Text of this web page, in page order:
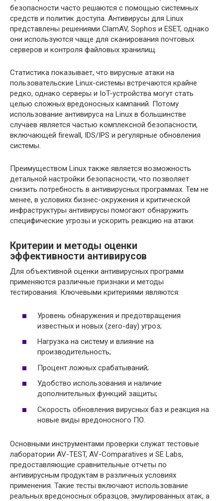
безопасности часто решаются с помощью системных
средств и политик доступа. Антивирусы для Linux
представлены решениями ClamAV, Sophos и ESET, однако
они используются чаще для сканирования почтовых
серверов и контроля файловых хранилищ.
Статистика показывает, что вирусные атаки на
пользовательские Linux-системы встречаются крайне
редко, однако серверы и IoT-устройства могут стать
целью сложных вредоносных кампаний. Потому
использование антивируса на Linux в большинстве
случаев является частью комплексной безопасности,
включающей firewall, IDS/IPS и регулярные обновления
системы.
Преимуществом Linux также является возможность
детальной настройки безопасности, что позволяет
снизить потребность в антивирусных программах. Тем не
менее, в условиях бизнес-окружения и критической
инфраструктуры антивирусы помогают обнаружить
специфические угрозы и ускорить реакцию на атаки.
Критерии и методы оценки
эффективности антивирусов
Для объективной оценки антивирусных программ
применяются различные признаки и методы
тестирования. Ключевыми критериями являются:
Уровень обнаружения и предотвращения
известных и новых (zero-day) угроз;
Нагрузка на систему и влияние на
производительность;
Процент ложных срабатываний;
Удобство использования и наличие
дополнительных функций защиты;
Скорость обновления вирусных баз и реакция на
новые виды вредоносного ПО.
Основными инструментами проверки служат тестовые
лаборатории AV-TEST, AV-Comparatives и SE Labs,
предоставляющие сравнительные отчеты по
антивирусным продуктам в различных условиях
применения. Такие тесты включают использование
реальных вредоносных образцов, эмулированных атак, а